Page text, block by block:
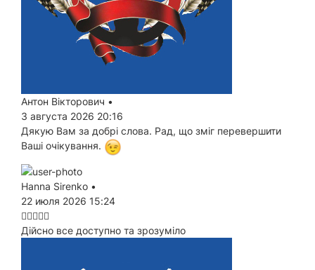
Антон Вікторович •
3 августа 2026 20:16
Дякую Вам за добрі слова. Рад, що зміг перевершити
Ваші очікування.
Hanna Sirenko •
22 июля 2026 15:24
Дійсно все доступно та зрозуміло